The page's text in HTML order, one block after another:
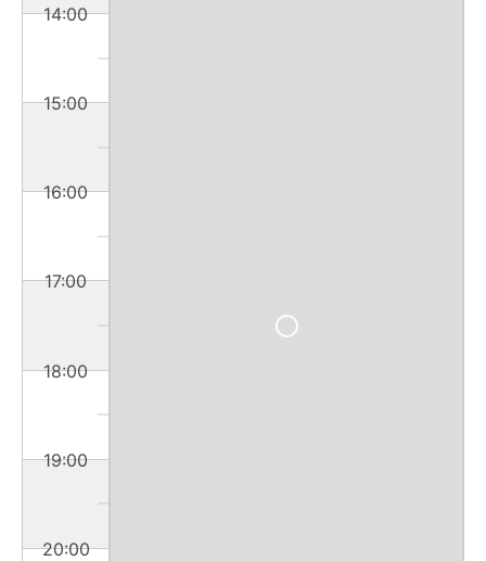
14:00
15:00
16:00
17:00
18:00
19:00
20:00